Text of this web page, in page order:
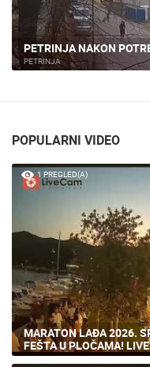
CENTAR PETRINJE
PETRINJA
POPULARNI VIDEO
1 PREGLED(A)
MARATON LAĐA 2026.
FEŠTA U PLOČAMA!